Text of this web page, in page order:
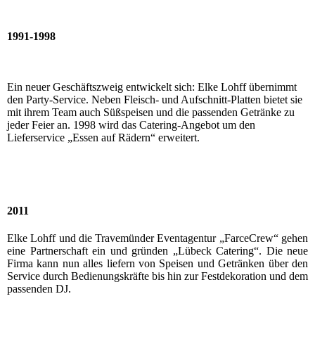
1991-1998
Ein neuer Geschäftszweig entwickelt sich: Elke Lohff übernimmt
den Party-Service. Neben Fleisch- und Aufschnitt-Platten bietet sie
mit ihrem Team auch Süßspeisen und die passenden Getränke zu
jeder Feier an. 1998 wird das Catering-Angebot um den
Lieferservice „Essen auf Rädern“ erweitert.
2011
Elke Lohff und die Travemünder Eventagentur „FarceCrew“ gehen
eine Partnerschaft ein und gründen „Lübeck Catering“. Die neue
Firma kann nun alles liefern von Speisen und Getränken über den
Service durch Bedienungskräfte bis hin zur Festdekoration und dem
passenden DJ.